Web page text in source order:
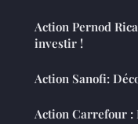
Action Pernod
investir !
Action Sanofi:
Action Carrefour :